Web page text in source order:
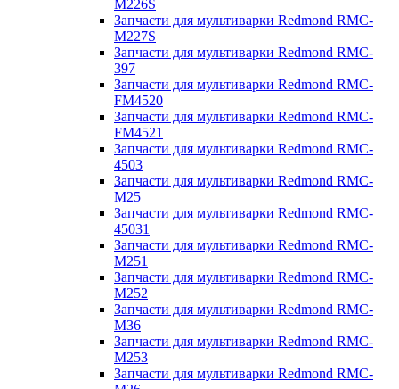
M226S
Запчасти для мультиварки Redmond RMC-
M227S
Запчасти для мультиварки Redmond RMC-
397
Запчасти для мультиварки Redmond RMC-
FM4520
Запчасти для мультиварки Redmond RMC-
FM4521
Запчасти для мультиварки Redmond RMC-
4503
Запчасти для мультиварки Redmond RMC-
M25
Запчасти для мультиварки Redmond RMC-
45031
Запчасти для мультиварки Redmond RMC-
M251
Запчасти для мультиварки Redmond RMC-
M252
Запчасти для мультиварки Redmond RMC-
M36
Запчасти для мультиварки Redmond RMC-
M253
Запчасти для мультиварки Redmond RMC-